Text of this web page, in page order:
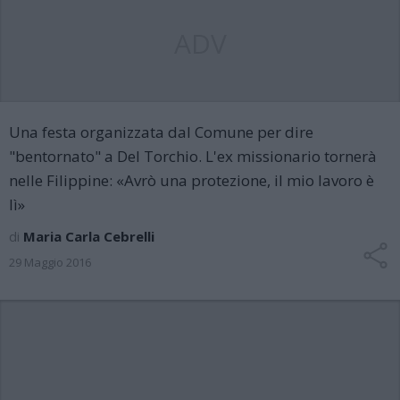
Una festa organizzata dal Comune per dire
"bentornato" a Del Torchio. L'ex missionario tornerà
nelle Filippine: «Avrò una protezione, il mio lavoro è
lì»
di Maria Carla Cebrelli
29 Maggio 2016